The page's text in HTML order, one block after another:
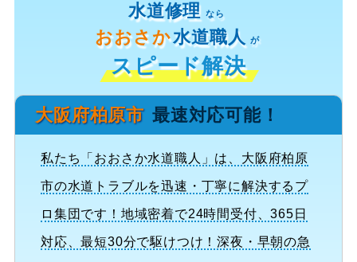
水道修理 なら
おおさか水道職人 が
スピード解決
大阪府柏原市 最速対応可能！
私たち「おおさか水道職人」は、大阪府柏原
市の水道トラブルを迅速・丁寧に解決するプ
ロ集団です！地域密着で24時間受付、365日
対応、最短30分で駆けつけ！深夜・早朝の急